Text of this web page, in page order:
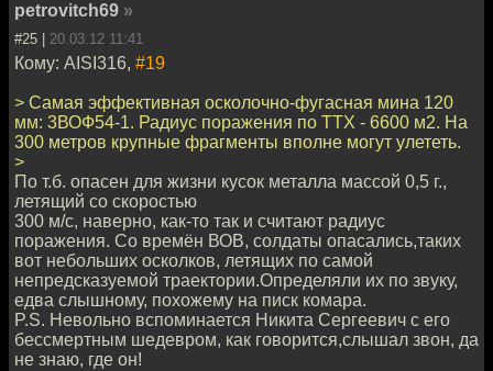
petrovitch69 »
#25 | 20.03.12 11:41
Кому: AISI316, #19
> Самая эффективная осколочно-фугасная мина 120
мм: 3ВОФ54-1. Радиус поражения по ТТХ - 6600 м2. На
300 метров крупные фрагменты вполне могут улететь.
>
По т.б. опасен для жизни кусок металла массой 0,5 г.,
летящий со скоростью
300 м/с, наверно, как-то так и считают радиус
поражения. Со времён ВОВ, солдаты опасались,таких
вот небольших осколков, летящих по самой
непредсказуемой траектории.Определяли их по звуку,
едва слышному, похожему на писк комара.
P.S. Невольно вспоминается Никита Сергеевич с его
бессмертным шедевром, как говорится,слышал звон, да
не знаю, где он!